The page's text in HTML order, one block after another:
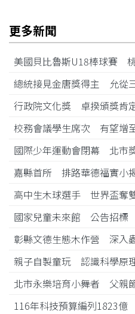
更多新聞
美國貝比魯斯U18棒球賽
總統接見金唐獎得主 允從
行政院文化獎 卓揆頒獎肯
校務會議學生席次 有望增
國際少年運動會閉幕 北市
嘉縣首所 排路華德福實小
高中生木球選手 世界盃奪
國家兒童未來館 公告招標
彰縣文德生態木作營 深入
親子自製童玩 認識科學原
北市永樂培育小舞者 父親
116年科技預算編列1823